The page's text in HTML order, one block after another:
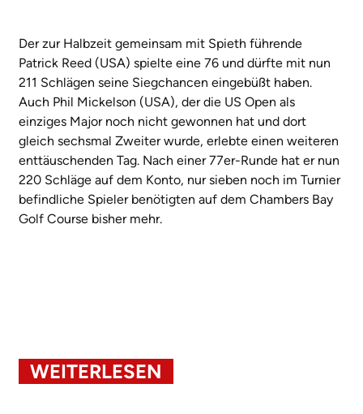
Der zur Halbzeit gemeinsam mit Spieth führende
Patrick Reed (USA) spielte eine 76 und dürfte mit nun
211 Schlägen seine Siegchancen eingebüßt haben.
Auch Phil Mickelson (USA), der die US Open als
einziges Major noch nicht gewonnen hat und dort
gleich sechsmal Zweiter wurde, erlebte einen weiteren
enttäuschenden Tag. Nach einer 77er-Runde hat er nun
220 Schläge auf dem Konto, nur sieben noch im Turnier
befindliche Spieler benötigten auf dem Chambers Bay
Golf Course bisher mehr.
WEITERLESEN